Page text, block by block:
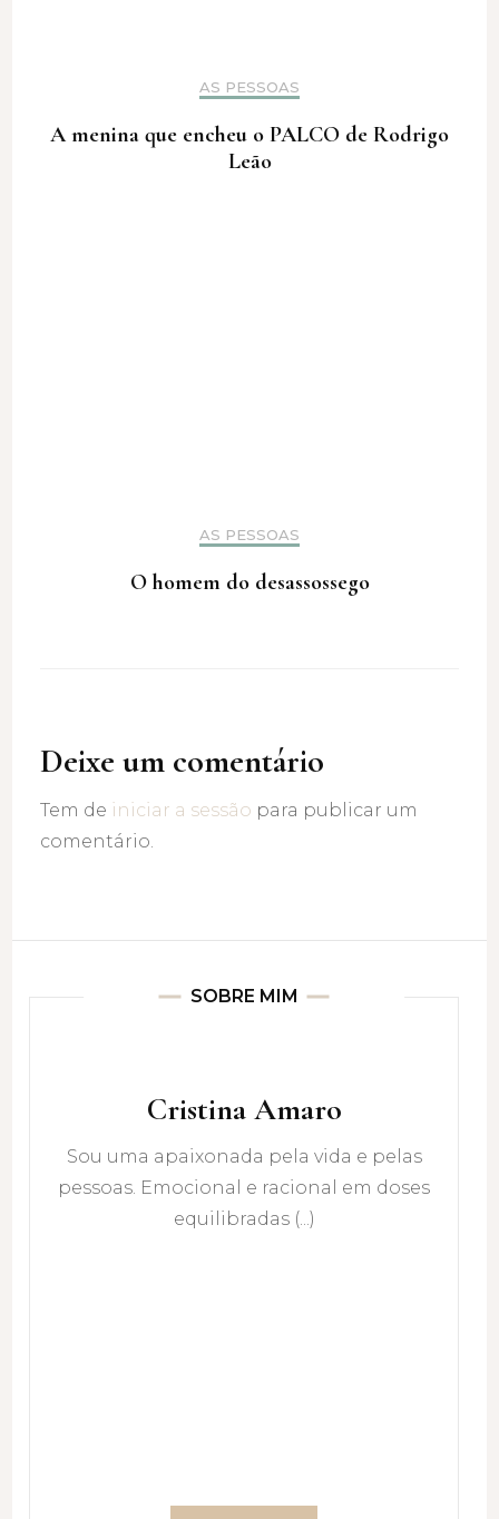
AS PESSOAS
A menina que encheu o PALCO de Rodrigo
Leão
AS PESSOAS
O homem do desassossego
Deixe um comentário
Tem de iniciar a sessão para publicar um
comentário.
SOBRE MIM
Cristina Amaro
Sou uma apaixonada pela vida e pelas
pessoas. Emocional e racional em doses
equilibradas (...)